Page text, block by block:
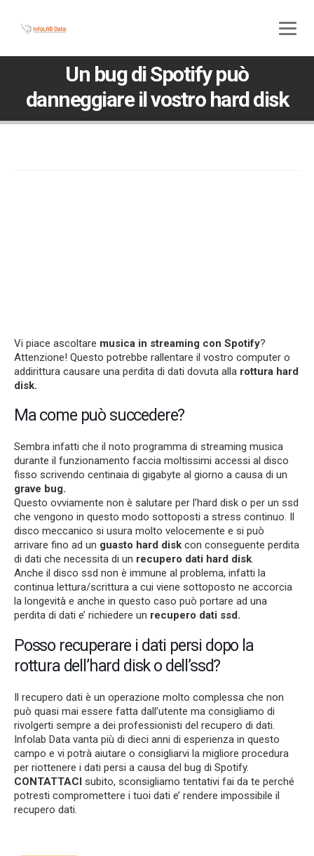
Un bug di Spotify può
danneggiare il vostro hard disk
Vi piace ascoltare musica in streaming con Spotify?
Attenzione! Questo potrebbe rallentare il vostro computer o
addirittura causare una perdita di dati dovuta alla rottura hard
disk.
Ma come può succedere?
Sembra infatti che il noto programma di streaming musica
durante il funzionamento faccia moltissimi accessi al disco
fisso scrivendo centinaia di gigabyte al giorno a causa di un
grave bug.
Questo ovviamente non è salutare per l’hard disk o per un ssd
che vengono in questo modo sottoposti a stress continuo. Il
disco meccanico si usura molto velocemente e si può
arrivare fino ad un guasto hard disk con conseguente perdita
di dati che necessita di un recupero dati hard disk.
Anche il disco ssd non è immune al problema, infatti la
continua lettura/scrittura a cui viene sottoposto ne accorcia
la longevità e anche in questo caso può portare ad una
perdita di dati e’ richiedere un recupero dati ssd.
Posso recuperare i dati persi dopo la
rottura dell’hard disk o dell’ssd?
Il recupero dati è un operazione molto complessa che non
può quasi mai essere fatta dall’utente ma consigliamo di
rivolgerti sempre a dei professionisti del recupero di dati.
Infolab Data vanta più di dieci anni di esperienza in questo
campo e vi potrà aiutare o consigliarvi la migliore procedura
per riottenere i dati persi a causa del bug di Spotify.
CONTATTACI subito, sconsigliamo tentativi fai da te perché
potresti compromettere i tuoi dati e’ rendere impossibile il
recupero dati.